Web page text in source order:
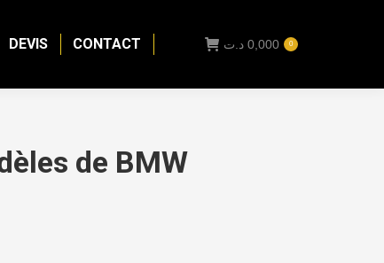
DEVIS CONTACT 0,000 د.ت 0
de BMW